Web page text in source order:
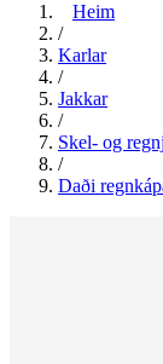
Heim
/
Karlar
/
Jakkar
/
Skel- og
/
Daði